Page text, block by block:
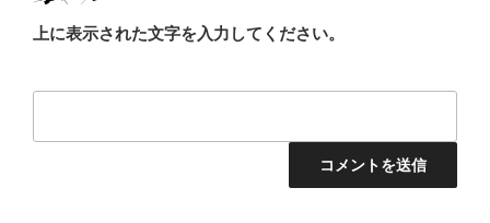
上に表示された文字を入力してください。